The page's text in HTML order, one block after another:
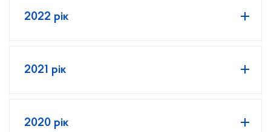
2022 рік
2021 рік
2020 рік